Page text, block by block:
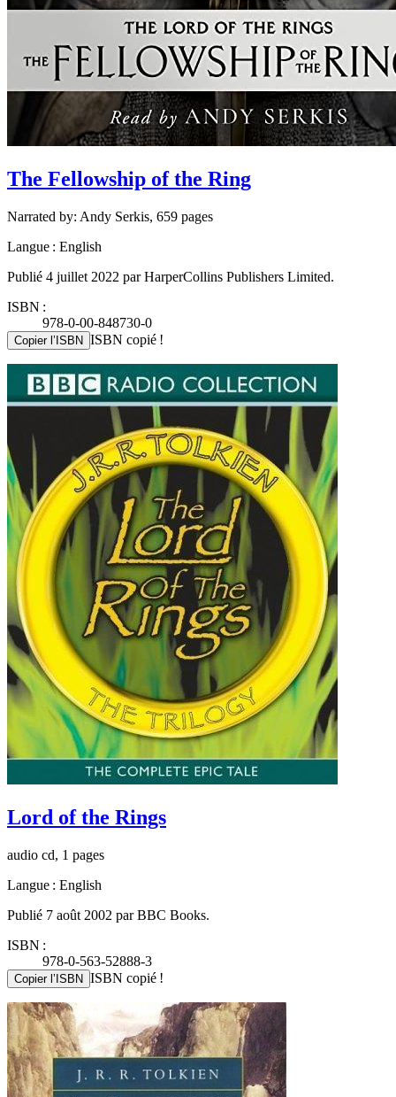
The Fellowship of the Ring
Narrated by: Andy Serkis, 659 pages
Langue : English
Publié 4 juillet 2022 par HarperCollins Publishers Limited.
ISBN :
978-0-00-848730-0
Copier l’ISBN ISBN copié !
Lord of the Rings
audio cd, 1 pages
Langue : English
Publié 7 août 2002 par BBC Books.
ISBN :
978-0-563-52888-3
Copier l’ISBN ISBN copié !